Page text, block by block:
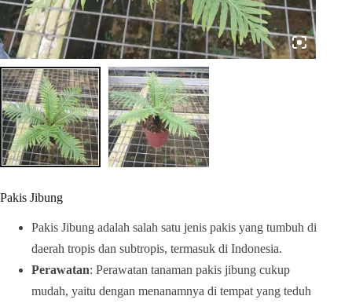
Pakis Jibung
Pakis Jibung adalah salah satu jenis pakis yang tumbuh di
daerah tropis dan subtropis, termasuk di Indonesia.
Perawatan: Perawatan tanaman pakis jibung cukup
mudah, yaitu dengan menanamnya di tempat yang teduh